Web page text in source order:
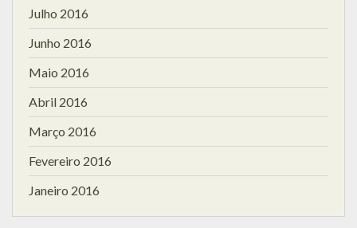
Julho 2016
Junho 2016
Maio 2016
Abril 2016
Março 2016
Fevereiro 2016
Janeiro 2016